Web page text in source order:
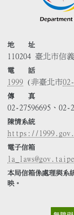
地 址
110204 臺北市信
電 話
1999 (非臺北市
傳 真
02-27596695、02-
陳情系統
https://
電子信箱
本局信箱係處理與系
映。